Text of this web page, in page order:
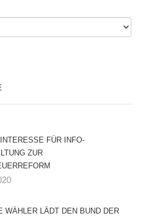
FÜR INFO-V
ZUR G
WÄHLER LÄDT DEN BUND DER